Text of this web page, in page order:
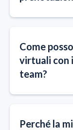
Come
virtuali con
team?
Perché la